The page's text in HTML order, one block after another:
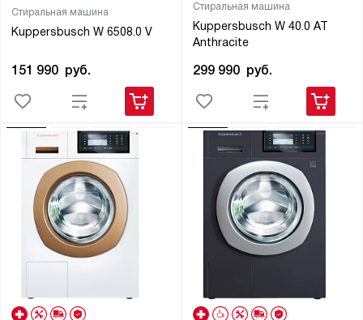
Стиральная машина
Kuppersbusch W 6508.0 V
151 990 руб.
Стиральная машина
Kuppersbusch W 40.0 AT
Anthracite
299 990 руб.